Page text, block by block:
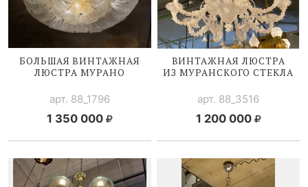
БОЛЬШАЯ ВИНТАЖНАЯ
ЛЮСТРА МУРАНО
арт. 88_1796
1 350 000
ВИНТАЖНАЯ ЛЮСТРА
ИЗ МУРАНСКОГО СТЕКЛА
арт. 88_3516
1 200 000